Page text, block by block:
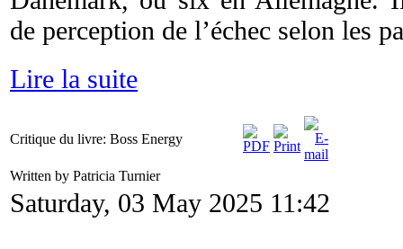
de perception de l’échec selon les
Lire la suite
Critique du livre: Boss Energy
Written by Patricia Turnier
Saturday, 03 May 2025 11:42